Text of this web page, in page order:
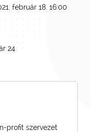
február 18. 16:00
24.
profit szervezet